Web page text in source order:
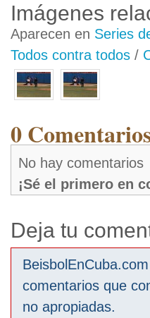
Imágenes
Aparecen en Series
Todos contra todos /
0
No hay comentarios
¡Sé el primero en
Deja tu
comentarios que
no apropiadas.